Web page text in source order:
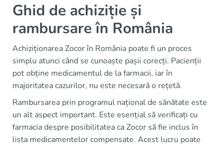
Ghid de achiziție și
rambursare în România
Achiziționarea Zocor în România poate fi un proces
simplu atunci când se cunoaște pașii corecți. Pacienții
pot obține medicamentul de la farmacii, iar în
majoritatea cazurilor, nu este necesară o rețetă.
Rambursarea prin programul național de sănătate este
un alt aspect important. Este esențial să verificați cu
farmacia despre posibilitatea ca Zocor să fie inclus în
lista medicamentelor compensate. Acest lucru poate